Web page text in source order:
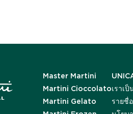
Master Martini
Martini Cioccolato
Martini Gelato
เราเป็
รายชื่